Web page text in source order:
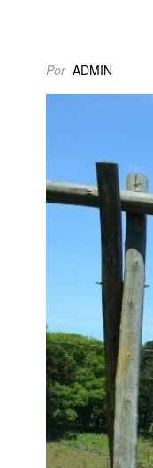
Por ADMIN